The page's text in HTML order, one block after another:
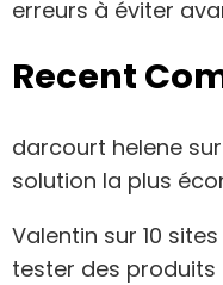
erreurs à éviter
Recent
darcourt helene sur
solution la plus
Valentin sur 10
tester des